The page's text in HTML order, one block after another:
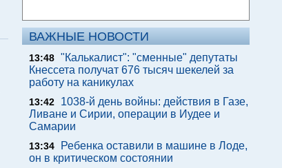
ВАЖНЫЕ НОВОСТИ
13:48 "Калькалист": "сменные" депутаты
Кнессета получат 676 тысяч шекелей за
работу на каникулах
13:42
1038-й день войны: действия в Газе,
Ливане и Сирии, операции в Иудее и
Самарии
13:34
Ребенка оставили в машине в Лоде,
он в критическом состоянии